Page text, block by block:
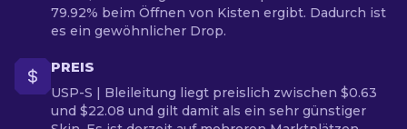
79.92% beim Öffnen von Kisten ergibt. Dadurch ist
es ein gewöhnlicher Drop.
PREIS
USP-S | Bleileitung liegt preislich zwischen $0.63
und $22.08 und gilt damit als ein sehr günstiger